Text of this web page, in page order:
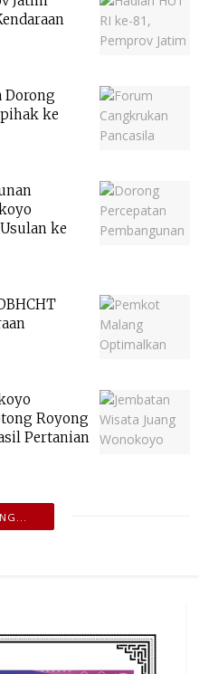
Dorong
ke
ke
Royong
Pertanian